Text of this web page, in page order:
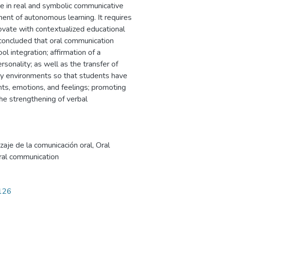
in real and symbolic communicative
of autonomous learning. It requires
with contextualized educational
that oral communication
integration; affirmation of a
as well as the transfer of
environments so that students have
emotions, and feelings; promoting
strengthening of verbal
de la comunicación oral, Oral
communication